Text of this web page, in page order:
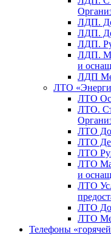
ЛДП.
ЛДП.
ЛДП.
ЛДП.
и
ЛДП
ЛТО
ЛТО
ЛТО.
ЛТО
ЛТО
ЛТО
ЛТО
и
ЛТО
ЛТО
ЛТО
Телефоны